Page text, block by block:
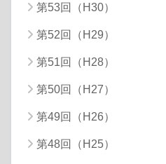
第53回（H30）
第52回（H29）
第51回（H28）
第50回（H27）
第49回（H26）
第48回（H25）